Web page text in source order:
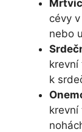
cévy
nebo
krevní
k
krevní